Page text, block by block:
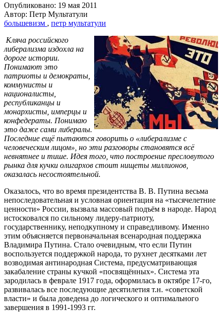
Опубликовано: 19 мая 2011
Автор: Петр Мультатули
большевизм , петр мультатули
Кляча российского
либерализма издохла на
дороге истории.
Понимают это
патриоты и демократы,
коммунисты и
националисты,
республиканцы и
монархисты, имперцы и
конфедераты. Понимаю
это даже сами либералы.
Последние ещё пытаются говорить о «либерализме с
человеческим лицом», но эти разговоры становятся всё
невнятнее и тише. Идея того, что построение пресловутого
рынка для кучки олигархов стоит нищеты миллионов,
оказалась несостоятельной.
Оказалось, что во время президентства В. В. Путина весьма
непоследовательная и условная ориентация на «тысячелетние
ценности» России, вызвала массовый подъём в народе. Народ
истосковался по сильному лидеру-патриоту,
государственнику, неподкупному и справедливому. Именно
этим объясняется первоначальная всенародная поддержка
Владимира Путина. Стало очевидным, что если Путин
воспользуется поддержкой народа, то рухнет десятками лет
возводимая антинародная Система, предусматривающая
закабаление страны кучкой «посвящённых». Система эта
зародилась в феврале 1917 года, оформилась в октябре 17-го,
развивалась все последующие десятилетия т.н. «советской
власти» и была доведена до логического и оптимального
завершения в 1991-1993 гг.